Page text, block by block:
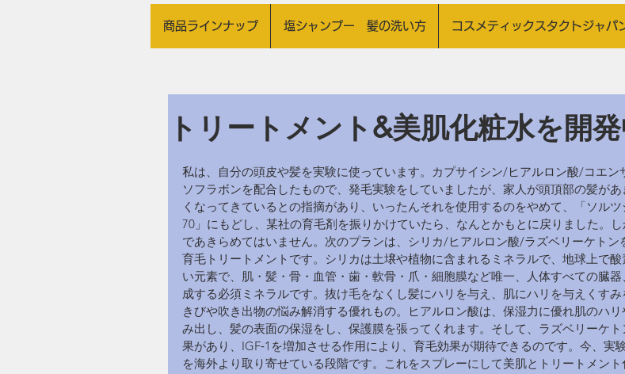
商品ラインナップ 塩シャンプー 髪の洗い方 コスメティックスタクトジャパ
トリートメント&美肌化粧水を開
私は、自分の頭皮や髪を実験に使っています。カプサイシン/ヒアルロン酸/コエン
ソフラボンを配合したもので、発毛実験をしていましたが、家人が頭頂部の髪が
くなってきているとの指摘があり、いったんそれを使用するのをやめて、「ソル
70」にもどし、某社の育毛剤を振りかけていたら、なんとかもとに戻りました。
であきらめてはいません。次のプランは、シリカ/ヒアルロン酸/ラズベリーケトン
育毛トリートメントです。シリカは土壌や植物に含まれるミネラルで、地球上で酸
い元素で、肌・髪・骨・血管・歯・軟骨・爪・細胞膜など唯一、人体すべての臓
成する必須ミネラルです。抜け毛をなくし髪にハリを与え、肌にハリを与えくすみ
きびや吹き出物の悩み解消する優れもの。ヒアルロン酸は、保湿力に優れ肌のハ
み出し、髪の表面の保湿をし、保護膜を張ってくれます。そして、ラズベリーケト
果があり、IGF‐1を増加させる作用により、育毛効果が期待できるのです。今、実
を海外より取り寄せている段階です。これをスプレーにして美肌とトリートメン